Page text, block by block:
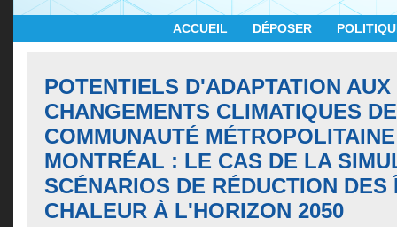
ACCUEIL DÉPOSER
POTENTIELS D'ADAPTATION AUX
CHANGEMENTS CLIMATIQUES
COMMUNAUTÉ
MONTRÉAL : LE CAS DE LA
SCÉNARIOS DE RÉDUCTION DES
CHALEUR À L'HORIZON 2050